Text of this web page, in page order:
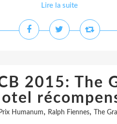
Lire la suite
2015: The
Prix Humanum, Ralph Fiennes, The